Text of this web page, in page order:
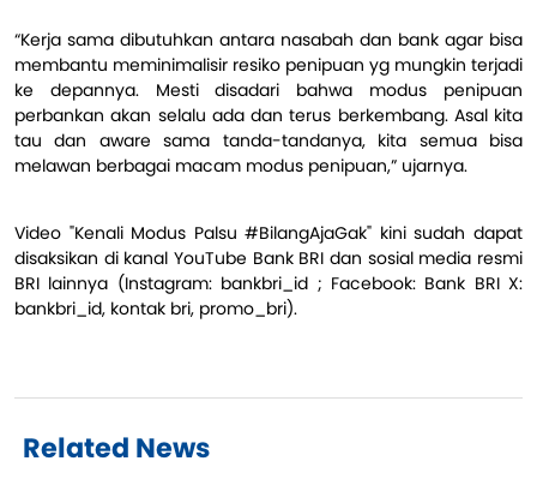
“Kerja sama dibutuhkan antara nasabah dan bank agar bisa
membantu meminimalisir resiko penipuan yg mungkin terjadi
ke depannya. Mesti disadari bahwa modus penipuan
perbankan akan selalu ada dan terus berkembang. Asal kita
tau dan aware sama tanda-tandanya, kita semua bisa
melawan berbagai macam modus penipuan,” ujarnya.
Video "Kenali Modus Palsu #BilangAjaGak" kini sudah dapat
disaksikan di kanal YouTube Bank BRI dan sosial media resmi
BRI lainnya (Instagram: bankbri_id ; Facebook: Bank BRI X:
bankbri_id, kontak bri, promo_bri).
Related News